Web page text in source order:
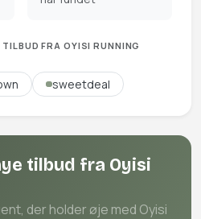
FRA OYISI RUNNING
sweetdeal
tilbud fra Oyisi
der holder øje med Oyisi